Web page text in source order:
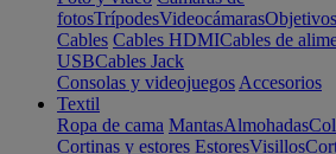
fotosTrípodesVideocámarasObjetivos
Cables Cables HDMICables de
USBCables Jack
Consolas y videojuegos Accesorios
Textil
Ropa de cama MantasAlmohadas
Cortinas y estores EstoresVisillos